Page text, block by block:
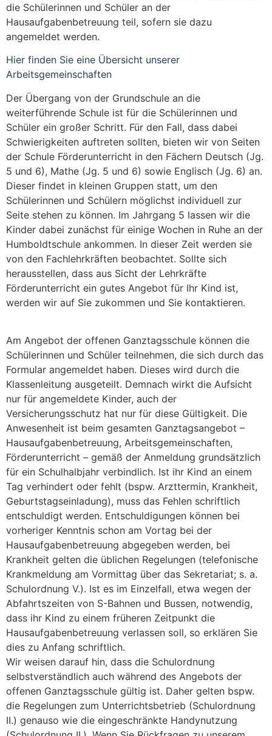
die Schülerinnen und Schüler an der
Hausaufgabenbetreuung teil, sofern sie dazu
angemeldet werden.
Hier finden Sie eine Übersicht unserer
Arbeitsgemeinschaften
Der Übergang von der Grundschule an die
weiterführende Schule ist für die Schülerinnen und
Schüler ein großer Schritt. Für den Fall, dass dabei
Schwierigkeiten auftreten sollten, bieten wir von Seiten
der Schule Förderunterricht in den Fächern Deutsch (Jg.
5 und 6), Mathe (Jg. 5 und 6) sowie Englisch (Jg. 6) an.
Dieser findet in kleinen Gruppen statt, um den
Schülerinnen und Schülern möglichst individuell zur
Seite stehen zu können. Im Jahrgang 5 lassen wir die
Kinder dabei zunächst für einige Wochen in Ruhe an der
Humboldtschule ankommen. In dieser Zeit werden sie
von den Fachlehrkräften beobachtet. Sollte sich
herausstellen, dass aus Sicht der Lehrkräfte
Förderunterricht ein gutes Angebot für Ihr Kind ist,
werden wir auf Sie zukommen und Sie kontaktieren.
Am Angebot der offenen Ganztagsschule können die
Schülerinnen und Schüler teilnehmen, die sich durch das
Formular angemeldet haben. Dieses wird durch die
Klassenleitung ausgeteilt. Demnach wirkt die Aufsicht
nur für angemeldete Kinder, auch der
Versicherungsschutz hat nur für diese Gültigkeit. Die
Anwesenheit ist beim gesamten Ganztagsangebot –
Hausaufgabenbetreuung, Arbeitsgemeinschaften,
Förderunterricht – gemäß der Anmeldung grundsätzlich
für ein Schulhalbjahr verbindlich. Ist ihr Kind an einem
Tag verhindert oder fehlt (bspw. Arzttermin, Krankheit,
Geburtstagseinladung), muss das Fehlen schriftlich
entschuldigt werden. Entschuldigungen können bei
vorheriger Kenntnis schon am Vortag bei der
Hausaufgabenbetreuung abgegeben werden, bei
Krankheit gelten die üblichen Regelungen (telefonische
Krankmeldung am Vormittag über das Sekretariat; s. a.
Schulordnung V.). Ist es im Einzelfall, etwa wegen der
Abfahrtszeiten von S-Bahnen und Bussen, notwendig,
dass ihr Kind zu einem früheren Zeitpunkt die
Hausaufgabenbetreuung verlassen soll, so erklären Sie
dies zu Anfang schriftlich.
Wir weisen darauf hin, dass die Schulordnung
selbstverständlich auch während des Angebots der
offenen Ganztagsschule gültig ist. Daher gelten bspw.
die Regelungen zum Unterrichtsbetrieb (Schulordnung
II.) genauso wie die eingeschränkte Handynutzung